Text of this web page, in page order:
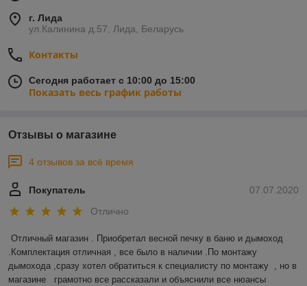
г. Лида
ул.Калинина д.57, Лида, Беларусь
Контакты
Сегодня работает с 10:00 до 15:00
Показать весь график работы
Отзывы о магазине
4 отзывов за всё время
07.07.2020
Покупатель
Отлично
Отличный магазин . Приобретал весной печку в баню и дымоход
.Комплектация отличная , все было в наличии .По монтажу
дымохода ,сразу хотел обратиться к специалисту по монтажу  , но в
магазине   грамотно все рассказали и объяснили все нюансы